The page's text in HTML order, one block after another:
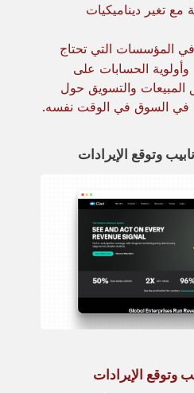
مع تغير ديناميكيات
فرق ABM في المؤسسات التي تحتاج
الحسابات على
والتسويق حول
في السوق في الوقت نفسه.